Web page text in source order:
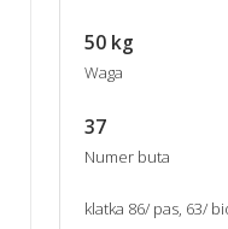
50 kg
Waga
37
Numer buta
klatka 86/ pas, 63/